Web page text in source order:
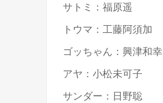
サトミ：福原遥
トウマ：工藤阿須加
ゴッちゃん：興津和幸
アヤ：小松未可子
サンダー：日野聡